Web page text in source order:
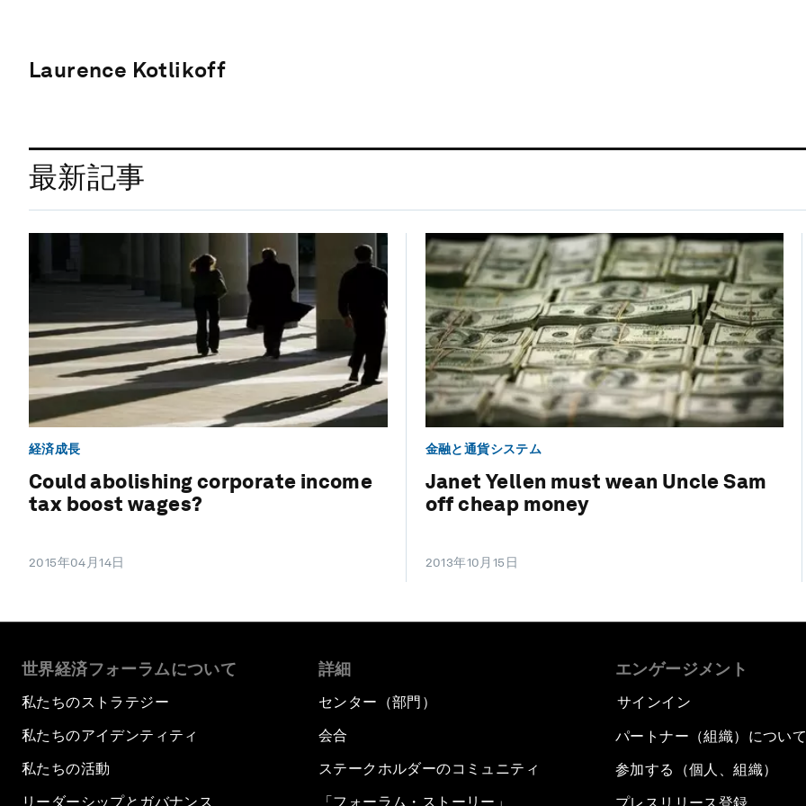
Laurence Kotlikoff
最新記事
経済成長
Could abolishing corporate income
tax boost wages?
2015年04月14日
金融と通貨システム
Janet Yellen must wean Uncle Sam
off cheap money
2013年10月15日
世界経済フォーラムについて
私たちのストラテジー
私たちのアイデンティティ
私たちの活動
リーダーシップとガバナンス
詳細
センター（部門）
会合
ステークホルダーのコミュニティ
「フォーラム・ストーリー」
エンゲージメント
サインイン
パートナー（組織）について
参加する（個人、組織）